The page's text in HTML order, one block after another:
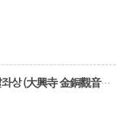
대흥사 금동관음보살좌상 (大興寺 金銅觀音菩薩坐像)